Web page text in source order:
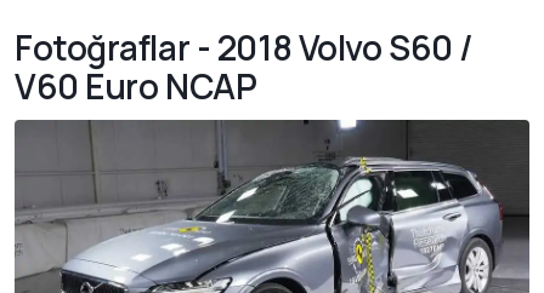
Fotoğraflar - 2018 Volvo S60 /
V60 Euro NCAP